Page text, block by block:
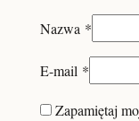
Nazwa *
E-mail *
Zapamiętaj